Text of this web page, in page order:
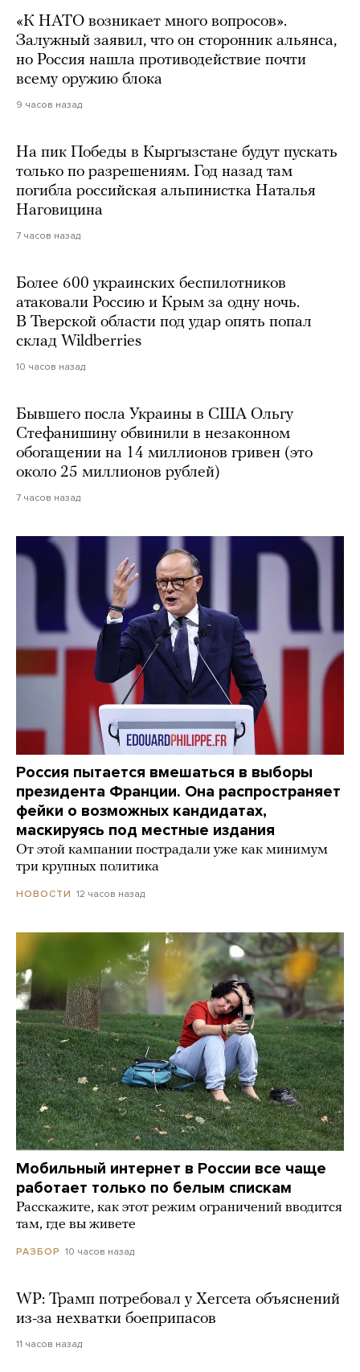
«К НАТО возникает много вопросов».
Залужный заявил, что он сторонник альянса,
но Россия нашла противодействие почти
всему оружию блока
9 часов назад
На пик Победы в Кыргызстане будут пускать
только по разрешениям. Год назад там
погибла российская альпинистка Наталья
Наговицина
7 часов назад
Более 600 украинских беспилотников
атаковали Россию и Крым за одну ночь.
В Тверской области под удар опять попал
склад Wildberries
10 часов назад
Бывшего посла Украины в США Ольгу
Стефанишину обвинили в незаконном
обогащении на 14 миллионов гривен (это
около 25 миллионов рублей)
7 часов назад
Россия пытается вмешаться в выборы
президента Франции. Она распространяет
фейки о возможных кандидатах,
маскируясь под местные издания
От этой кампании пострадали уже как минимум
три крупных политика
НОВОСТИ 12 часов назад
Мобильный интернет в России все чаще
работает только по белым спискам
Расскажите, как этот режим ограничений вводится
там, где вы живете
РАЗБОР 10 часов назад
WP: Трамп потребовал у Хегсета объяснений
из-за нехватки боеприпасов
11 часов назад